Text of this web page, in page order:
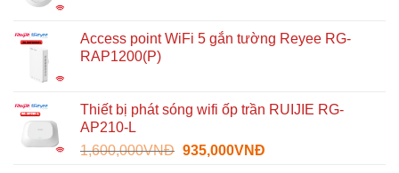
Access point WiFi 5 gắn tường Reyee RG-
RAP1200(P)
Thiết bị phát sóng wifi ốp trần RUIJIE RG-
AP210-L
1,600,000VNĐ Giá
935,000VNĐGiá